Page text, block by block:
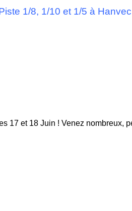
1/8, 1/10 et 1/5 à
17 et 18 Juin ! Venez nombreux,